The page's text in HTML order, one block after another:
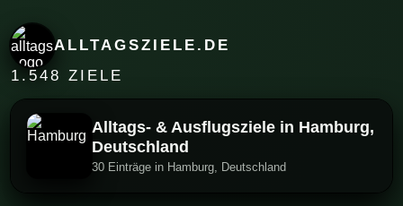
ALLTAGSZIELE.DE
1.548 ZIELE
Alltags- & Ausflugsziele in Hamburg,
Deutschland
30 Einträge in Hamburg, Deutschland